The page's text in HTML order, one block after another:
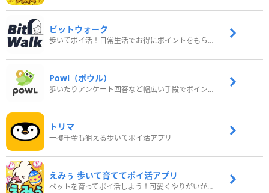
ビットウォーク
歩いてポイ活！日常生活でお得にポイントをもらおう
Powl（ポウル）
歩いたりアンケート回答など幅広い手段でポイントをゲット
トリマ
一攫千金も狙える歩いてポイ活アプリ
えみぅ 歩いて育ててポイ活アプリ
ペットを育ってポイ活しよう！可愛くやりがいがある新感覚アプリ